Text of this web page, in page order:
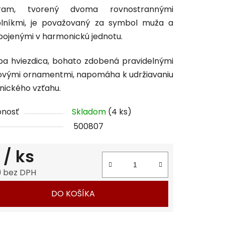
tvorený dvoma rovnostrannými
je považovaný za symbol muža a
v harmonickú jednotu.
hviezdica, bohato zdobená pravidelnými
ornamentmi, napomáha k udržiavaniu
vzťahu.
Skladom (4 ks)
500807
/ ks
DPH
DO KOŠÍKA